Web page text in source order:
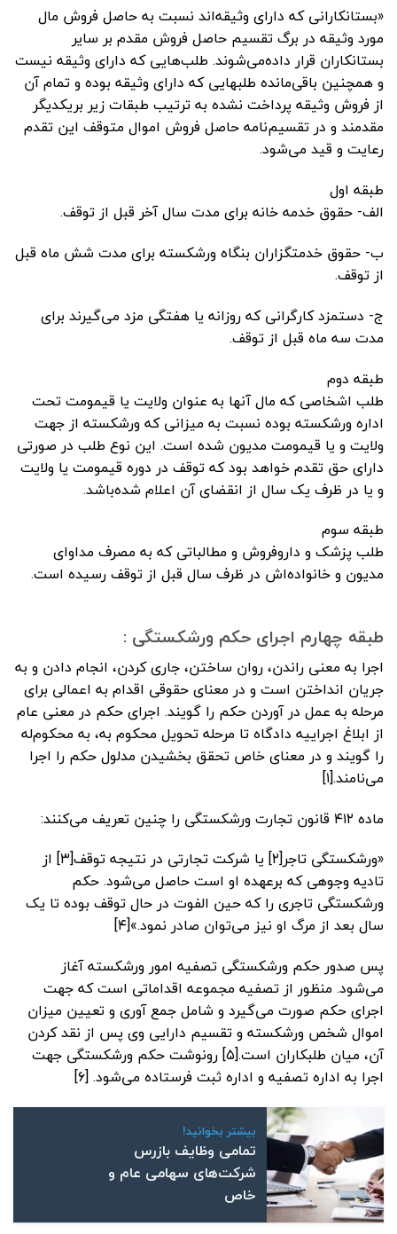
«بستانکارانی که دارای وثیقه‌اند نسبت به حاصل فروش مال
مورد وثیقه در برگ تقسیم حاصل فروش مقدم بر سایر
بستانکاران قرار داده‌می‌شوند. طلب‌هایی که دارای وثیقه نیست
و همچنین باقی‌مانده طلبهایی که دارای وثیقه بوده و تمام آن
از فروش وثیقه پرداخت نشده به ترتیب طبقات زیر بر‌یکدیگر
مقدمند و در تقسیم‌نامه حاصل فروش اموال متوقف این تقدم
رعایت و قید می‌شود.
‌طبقه اول
‌الف- حقوق خدمه خانه برای مدت سال آخر قبل از توقف.
ب- حقوق خدمتگزاران بنگاه ورشکسته برای مدت شش ماه قبل
از توقف.
ج- دستمزد کارگرانی که روزانه یا هفتگی مزد می‌گیرند برای
مدت سه ماه قبل از توقف.
طبقه دوم
طلب اشخاصی که مال آنها به عنوان ولایت یا قیمومت تحت
اداره ورشکسته بوده نسبت به میزانی که ورشکسته از جهت
ولایت و یا قیمومت مدیون شده است. این نوع طلب در صورتی
دارای حق تقدم خواهد بود که توقف در دوره قیمومت یا ولایت
و یا در ظرف یک سال از انقضای آن اعلام شده‌باشد.‌
طبقه سوم
‌طلب پزشک و داروفروش و مطالباتی که به مصرف مداوای
مدیون و خانواده‌اش در ظرف سال قبل از توقف رسیده است.
طبقه چهارم اجرای حکم ورشکستگی :
اجرا به معنی راندن، روان ساختن، جاری کردن، انجام دادن و به
جریان انداختن است و در معنای حقوقی اقدام به اعمالی برای
مرحله به عمل در آوردن حکم را گویند. اجرای حکم در معنی عام
از ابلاغ اجراییه دادگاه تا مرحله تحویل محکوم به، به محکوم‌له
را گویند و در معنای خاص تحقق بخشیدن مدلول حکم را اجرا
می‌نامند.[۱]
ماده ۴۱۲ قانون تجارت ورشکستگی را چنین تعریف می‌کنند:
«ورشکستگی تاجر[۲] یا شرکت تجارتی در نتیجه توقف[۳] از
تادیه وجوهی که برعهده او است حاصل می‌‌‌‌‌شود. حکم
ورشکستگی تاجری را که حین الفوت در حال توقف بوده تا یک
سال بعد از مرگ او نیز می‌‌‌‌‌توان صادر نمود.»[۴]
پس صدور حکم ورشکستگی تصفیه امور ورشکسته آغاز
می‌شود. منظور از تصفیه مجموعه اقداماتی است که جهت
اجرای حکم صورت می‌گیرد و شامل جمع آوری و تعیین میزان
اموال شخص ورشکسته و تقسیم دارایی وی پس از نقد کردن
آن، میان طلبکاران است.[۵] رونوشت حکم ورشکستگی جهت
اجرا به اداره تصفیه و اداره ثبت فرستاده می‌شود. [۶]
بیشتر بخوانید!
تمامی وظایف بازرس
شرکت‌های سهامی‌ عام و
خاص